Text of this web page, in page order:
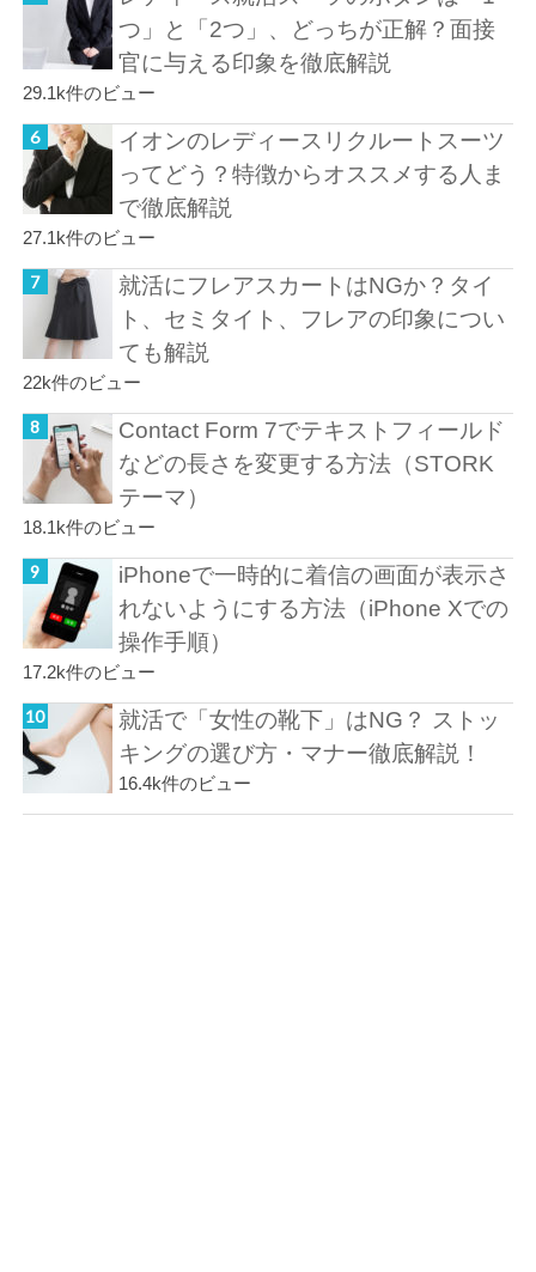
つ」と「2つ」、どっちが正解？面接
官に与える印象を徹底解説
29.1k件のビュー
イオンのレディースリクルートスーツ
ってどう？特徴からオススメする人ま
で徹底解説
27.1k件のビュー
就活にフレアスカートはNGか？タイ
ト、セミタイト、フレアの印象につい
ても解説
22k件のビュー
Contact Form 7でテキストフィールド
などの長さを変更する方法（STORK
テーマ）
18.1k件のビュー
iPhoneで一時的に着信の画面が表示さ
れないようにする方法（iPhone Xでの
操作手順）
17.2k件のビュー
就活で「女性の靴下」はNG？ ストッ
キングの選び方・マナー徹底解説！
16.4k件のビュー